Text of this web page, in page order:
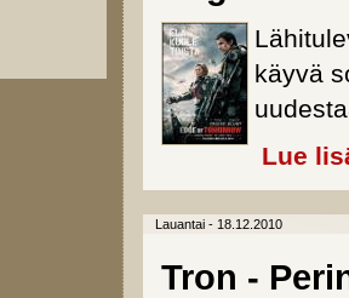
käyvä
Lue
Lauantai - 18.12.2010
Tron -